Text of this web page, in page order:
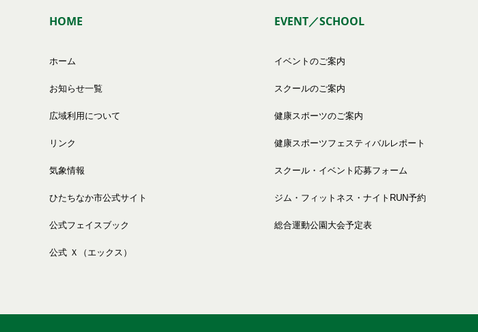
HOME
ホーム
お知らせ一覧
広域利用について
リンク
気象情報
ひたちなか市公式サイト
公式フェイスブック
公式 Ｘ（エックス）
EVENT／SCHOOL
イベントのご案内
スクールのご案内
健康スポーツのご案内
健康スポーツフェスティバルレポート
スクール・イベント応募フォーム
ジム・フィットネス・ナイトRUN予約
総合運動公園大会予定表